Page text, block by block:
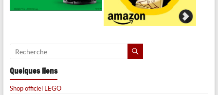
Quelques liens
Shop officiel LEGO